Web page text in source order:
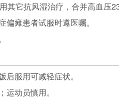
其它抗风湿治疗，合并高血压
偏瘫患者试服时遵医嘱。
后服用可减轻症状。
运动员慎用。